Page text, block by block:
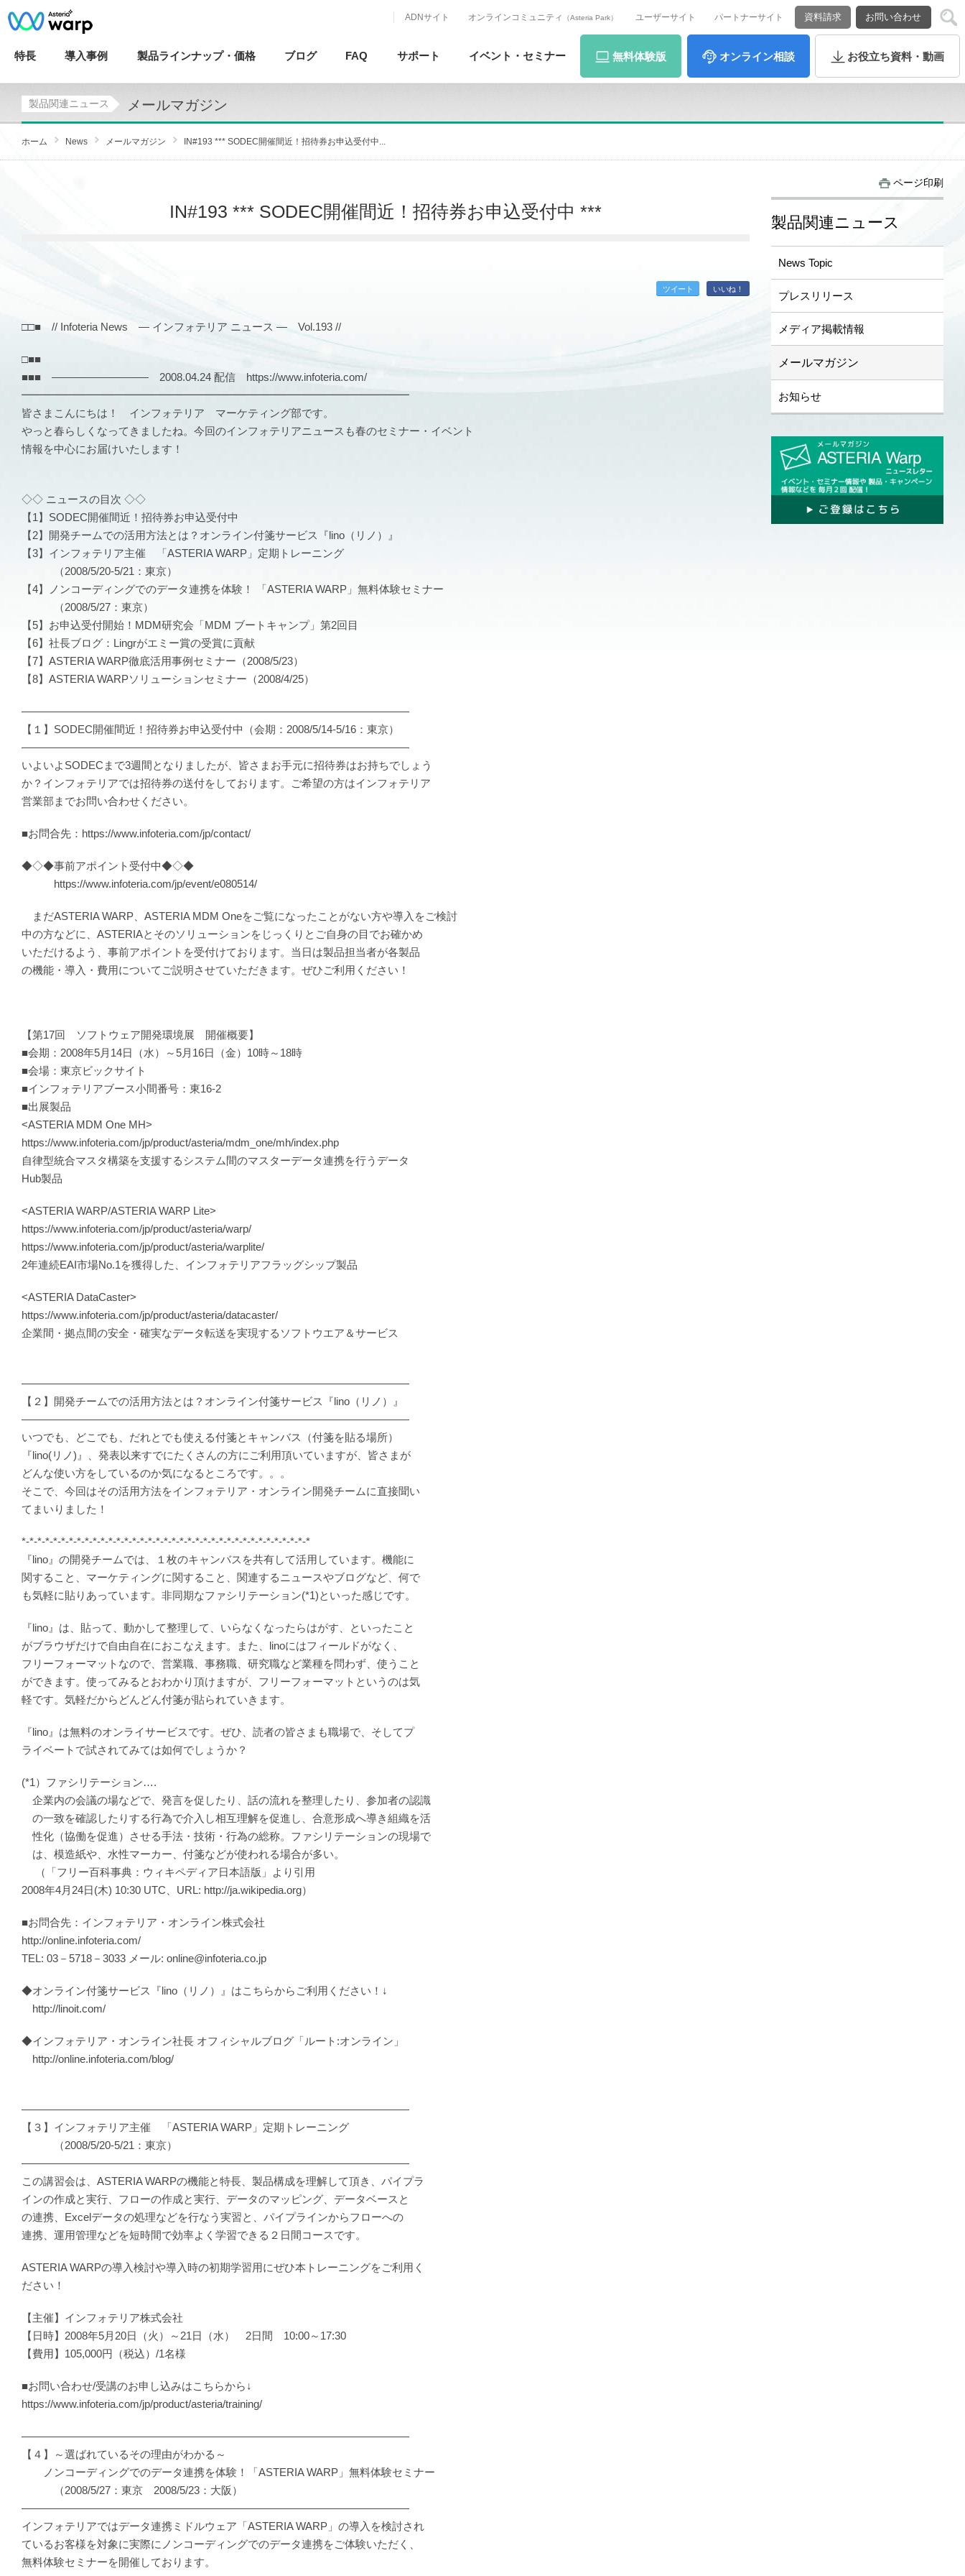
ADNサイト オンラインコミュニティ （Asteria Park） ユーザーサイト パートナーサイト 資料請求 お問い合わせ
特長 導入事例 製品ラインナップ・ 価格 ブログ FAQ サポート イベント・ セミナー 無料体験版 オンライン相談 お役立ち資料・動画
製品関連ニュース メールマガジン
ホーム News メールマガジン IN#193 *** SODEC開催間近！招待券お申込受付中...
IN#193 *** SODEC開催間近！招待券お申込受付中 ***
ツイート いいね！
□□■ // Infoteria News — インフォテリア ニュース — Vol.193 //
□■■
■■■ ――――――――― 2008.04.24 配信 https://www.infoteria.com/
━━━━━━━━━━━━━━━━━━━━━━━━━━━━━━━━━━━━
皆さまこんにちは！ インフォテリア マーケティング部です。
やっと春らしくなってきましたね。今回のインフォテリアニュースも春のセミナー・イベント
情報を中心にお届けいたします！
◇◇ ニュースの目次 ◇◇
【1】SODEC開催間近！招待券お申込受付中
【2】開発チームでの活用方法とは？オンライン付箋サービス『lino（リノ）』
【3】インフォテリア主催 「ASTERIA WARP」定期トレーニング
（2008/5/20-5/21：東京）
【4】ノンコーディングでのデータ連携を体験！ 「ASTERIA WARP」無料体験セミナー
（2008/5/27：東京）
【5】お申込受付開始！MDM研究会「MDM ブートキャンプ」第2回目
【6】社長ブログ：Lingrがエミー賞の受賞に貢献
【7】ASTERIA WARP徹底活用事例セミナー（2008/5/23）
【8】ASTERIA WARPソリューションセミナー（2008/4/25）
――――――――――――――――――――――――――――――――――――
【１】SODEC開催間近！招待券お申込受付中（会期：2008/5/14-5/16：東京）
――――――――――――――――――――――――――――――――――――
いよいよSODECまで3週間となりましたが、皆さまお手元に招待券はお持ちでしょう
か？インフォテリアでは招待券の送付をしております。ご希望の方はインフォテリア
営業部までお問い合わせください。
■お問合先：https://www.infoteria.com/jp/contact/
◆◇◆事前アポイント受付中◆◇◆
https://www.infoteria.com/jp/event/e080514/
まだASTERIA WARP、ASTERIA MDM Oneをご覧になったことがない方や導入をご検討
中の方などに、ASTERIAとそのソリューションをじっくりとご自身の目でお確かめ
いただけるよう、事前アポイントを受付けております。当日は製品担当者が各製品
の機能・導入・費用についてご説明させていただきます。ぜひご利用ください！
【第17回 ソフトウェア開発環境展 開催概要】
■会期：2008年5月14日（水）～5月16日（金）10時～18時
■会場：東京ビックサイト
■インフォテリアブース小間番号：東16-2
■出展製品
<ASTERIA MDM One MH>
https://www.infoteria.com/jp/product/asteria/mdm_one/mh/index.php
自律型統合マスタ構築を支援するシステム間のマスターデータ連携を行うデータ
Hub製品
<ASTERIA WARP/ASTERIA WARP Lite>
https://www.infoteria.com/jp/product/asteria/warp/
https://www.infoteria.com/jp/product/asteria/warplite/
2年連続EAI市場No.1を獲得した、インフォテリアフラッグシップ製品
<ASTERIA DataCaster>
https://www.infoteria.com/jp/product/asteria/datacaster/
企業間・拠点間の安全・確実なデータ転送を実現するソフトウエア＆サービス
――――――――――――――――――――――――――――――――――――
【２】開発チームでの活用方法とは？オンライン付箋サービス『lino（リノ）』
――――――――――――――――――――――――――――――――――――
いつでも、どこでも、だれとでも使える付箋とキャンバス（付箋を貼る場所）
『lino(リノ)』、発表以来すでにたくさんの方にご利用頂いていますが、皆さまが
どんな使い方をしているのか気になるところです。。。
そこで、今回はその活用方法をインフォテリア・オンライン開発チームに直接聞い
てまいりました！
*-*-*-*-*-*-*-*-*-*-*-*-*-*-*-*-*-*-*-*-*-*-*-*-*-*-*-*-*-*-*-*-*-*-*-*-*
『lino』の開発チームでは、１枚のキャンバスを共有して活用しています。機能に
関すること、マーケティングに関すること、関連するニュースやブログなど、何で
も気軽に貼りあっています。非同期なファシリテーション(*1)といった感じです。
『lino』は、貼って、動かして整理して、いらなくなったらはがす、といったこと
がブラウザだけで自由自在におこなえます。また、linoにはフィールドがなく、
フリーフォーマットなので、営業職、事務職、研究職など業種を問わず、使うこと
ができます。使ってみるとおわかり頂けますが、フリーフォーマットというのは気
軽です。気軽だからどんどん付箋が貼られていきます。
『lino』は無料のオンライサービスです。ぜひ、読者の皆さまも職場で、そしてプ
ライベートで試されてみては如何でしょうか？
(*1）ファシリテーション….
企業内の会議の場などで、発言を促したり、話の流れを整理したり、参加者の認識
の一致を確認したりする行為で介入し相互理解を促進し、合意形成へ導き組織を活
性化（協働を促進）させる手法・技術・行為の総称。ファシリテーションの現場で
は、模造紙や、水性マーカー、付箋などが使われる場合が多い。
（「フリー百科事典：ウィキペディア日本語版」より引用
2008年4月24日(木) 10:30 UTC、URL: http://ja.wikipedia.org）
■お問合先：インフォテリア・オンライン株式会社
http://online.infoteria.com/
TEL: 03－5718－3033 メール: online@infoteria.co.jp
◆オンライン付箋サービス『lino（リノ）』はこちらからご利用ください！↓
http://linoit.com/
◆インフォテリア・オンライン社長 オフィシャルブログ「ルート:オンライン」
http://online.infoteria.com/blog/
――――――――――――――――――――――――――――――――――――
【３】インフォテリア主催 「ASTERIA WARP」定期トレーニング
（2008/5/20-5/21：東京）
――――――――――――――――――――――――――――――――――――
この講習会は、ASTERIA WARPの機能と特長、製品構成を理解して頂き、パイプラ
インの作成と実行、フローの作成と実行、データのマッピング、データベースと
の連携、Excelデータの処理などを行なう実習と、パイプラインからフローへの
連携、運用管理などを短時間で効率よく学習できる２日間コースです。
ASTERIA WARPの導入検討や導入時の初期学習用にぜひ本トレーニングをご利用く
ださい！
【主催】インフォテリア株式会社
【日時】2008年5月20日（火）～21日（水） 2日間 10:00～17:30
【費用】105,000円（税込）/1名様
■お問い合わせ/受講のお申し込みはこちらから↓
https://www.infoteria.com/jp/product/asteria/training/
――――――――――――――――――――――――――――――――――――
【４】～選ばれているその理由がわかる～
ノンコーディングでのデータ連携を体験！「ASTERIA WARP」無料体験セミナー
（2008/5/27：東京 2008/5/23：大阪）
――――――――――――――――――――――――――――――――――――
インフォテリアではデータ連携ミドルウェア「ASTERIA WARP」の導入を検討され
ているお客様を対象に実際にノンコーディングでのデータ連携をご体験いただく、
無料体験セミナーを開催しております。
ページ印刷
製品関連ニュース
News Topic
プレスリリース
メディア掲載情報
メールマガジン
お知らせ